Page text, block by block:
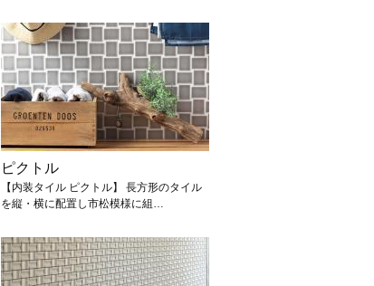
ピクトル
【内装タイル ピクトル】 長方形のタイル
を縦・横に配置し市松模様に組…